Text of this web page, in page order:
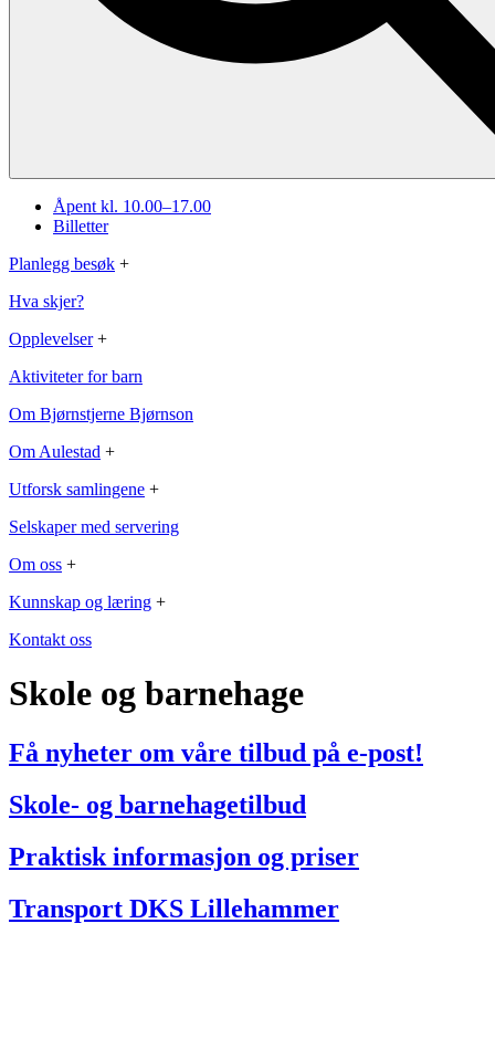
Åpent kl. 10.00–17.00
Billetter
Planlegg besøk +
Hva skjer?
Opplevelser +
Aktiviteter for barn
Om Bjørnstjerne Bjørnson
Om Aulestad +
Utforsk samlingene +
Selskaper med servering
Om oss +
Kunnskap og læring +
Kontakt oss
Skole og barnehage
Få nyheter om våre tilbud på e-post!
Skole- og barnehagetilbud
Praktisk informasjon og priser
Transport DKS Lillehammer